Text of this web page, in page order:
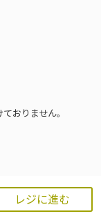
レジに進む
おりません。